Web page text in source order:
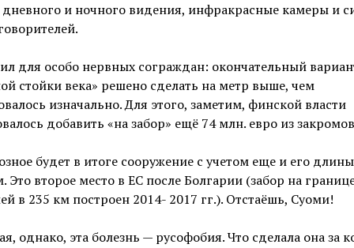
и ночного видения, инфракрасные камеры и
для особо нервных сограждан: окончательный
стойки века» решено сделать на метр выше, чем
изначально. Для этого, заметим, финской власти
добавить «на забор» ещё 74 млн. евро из
будет в итоге сооружение с учетом еще и его длины
Это второе место в ЕС после Болгарии (забор на
в 235 км построен 2014- 2017 гг.). Отстаёшь, Суоми!
однако, эта болезнь — русофобия. Что сделала она за